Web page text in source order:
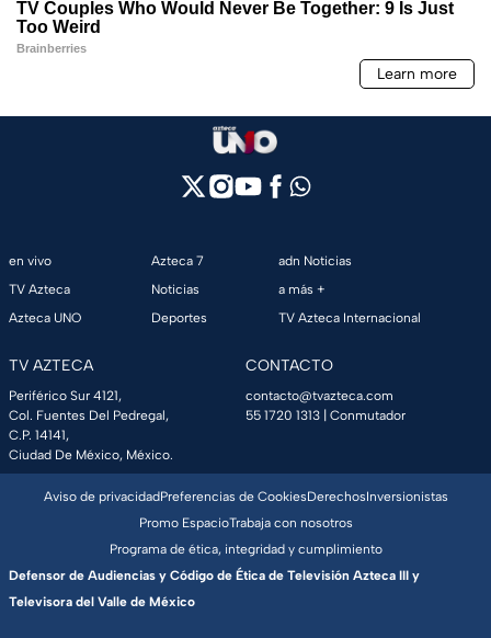
en vivo
TV Azteca
Azteca UNO
Azteca 7
Noticias
Deportes
adn Noticias
a más +
TV Azteca Internacional
TV AZTECA
Periférico Sur 4121,
Col. Fuentes Del Pedregal,
C.P. 14141,
Ciudad De México, México.
CONTACTO
contacto@tvazteca.com
55 1720 1313 | Conmutador
Aviso de privacidadPreferencias de CookiesDerechosInversionistas
Promo EspacioTrabaja con nosotros
Programa de ética, integridad y cumplimiento
Defensor de Audiencias y Código de Ética de Televisión Azteca III y
Televisora del Valle de México